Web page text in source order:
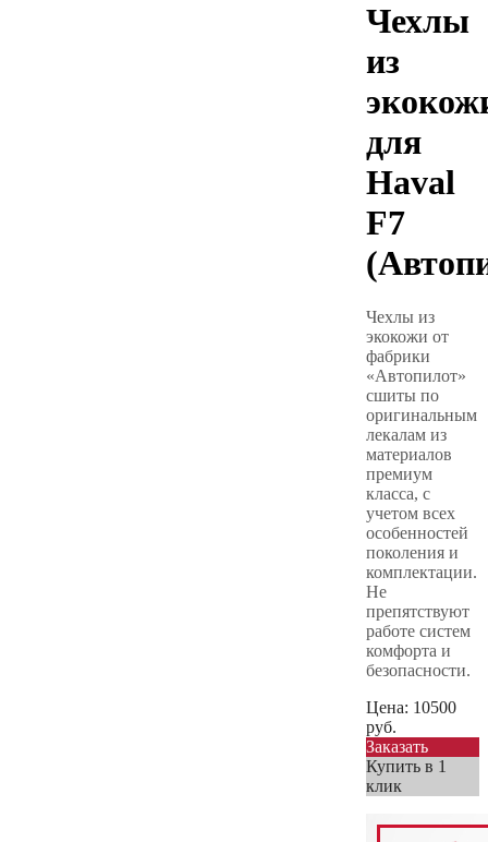
Чехлы
из
для
Haval
F7
Чехлы из
экокожи от
фабрики
«Автопилот»
сшиты по
оригинальным
лекалам из
материалов
премиум
класса, с
учетом всех
особенностей
поколения и
комплектации.
Не
препятствуют
работе систем
комфорта и
безопасности.
Цена: 10500
руб.
Заказать
Купить в 1
клик